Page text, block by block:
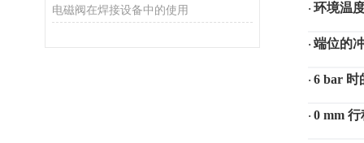
电磁阀在焊接设备中的使用 · 环境温
· 端位的
· 6 bar 时
· 0 mm